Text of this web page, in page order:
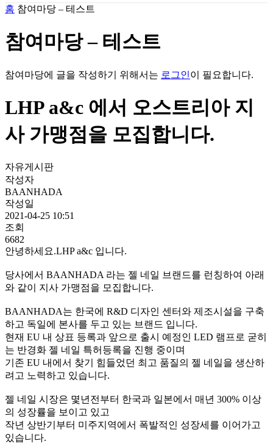
홈 참여마당 – 테스트
참여마당 – 테스트
참여마당에 글을 작성하기 위해서는 로그인이 필요합니다.
LHP a&c 에서 오스트리아 지
사 가맹점을 모집합니다.
자유게시판
작성자
BAANHADA
작성일
2021-04-25 10:51
조회
6682
안녕하세요.LHP a&c 입니다.
당사에서 BAANHADA 라는 젤 네일 브랜드를 런칭하여 아래
와 같이 지사 가맹점을 모집합니다.
BAANHADA는 한국에 R&D 디자인 센터와 제조시설을 구축
하고 독일에 본사를 두고 있는 브랜드 입니다.
현재 EU 내 상표 등록과 앞으로 출시 예정인 LED 램프로 굳히
는 반경화 젤 네일 특허등록을 진행 중이며
기존 EU 내에서 찾기 힘들었던 최고 품질의 젤 네일을 생산하
려고 노력하고 있습니다.
젤 네일 시장은 몇년전부터 한국과 일본에서 매년 300% 이상
의 성장률을 보이고 있고
작년 상반기부터 미주지역에서 폭발적인 성장세를 이어가고
있습니다.